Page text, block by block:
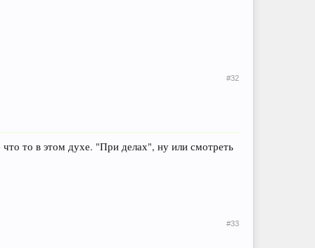
#32
то в этом духе. "При делах", ну или смотреть
#33